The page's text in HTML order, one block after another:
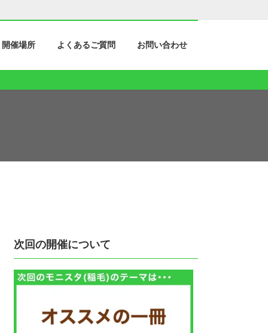
開催場所 よくあるご質問 お問い合わせ
次回の開催について